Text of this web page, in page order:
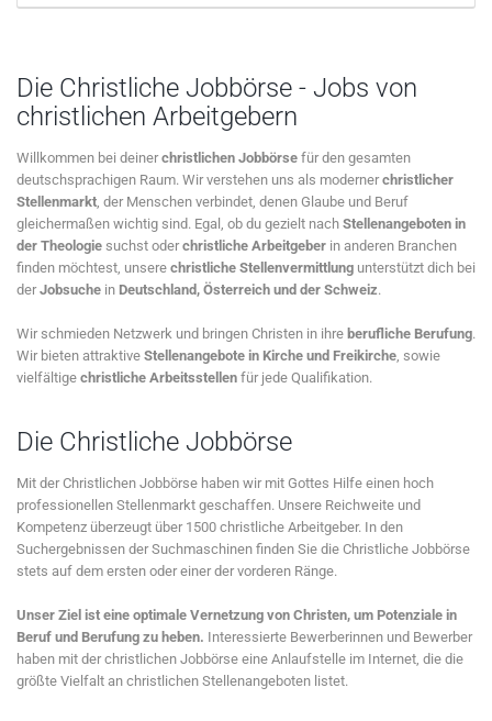
Die Christliche Jobbörse - Jobs von
christlichen Arbeitgebern
Willkommen bei deinerchristlichen Jobbörse für den gesamten
deutschsprachigen Raum. Wir verstehen uns als modernerchristlicher
Stellenmarkt , der Menschen verbindet, denen Glaube und Beruf
gleichermaßen wichtig sind. Egal, ob du gezielt nach Stellenangeboten in
der Theologie suchst oderchristliche Arbeitgeber in anderen Branchen
finden möchtest, unsere christliche Stellenvermittlung unterstützt dich bei
derJobsuche in Deutschland, Österreich und der Schweiz.
Wir schmieden Netzwerk und bringen Christen in ihre berufliche Berufung.
Wir bieten attraktive Stellenangebote in Kirche und Freikirche , sowie
vielfältige christliche Arbeitsstellen für jede Qualifikation.
Die Christliche Jobbörse
Mit der Christlichen Jobbörse haben wir mit Gottes Hilfe einen hoch
professionellen Stellenmarkt geschaffen. Unsere Reichweite und
Kompetenz überzeugt über 1500 christliche Arbeitgeber. In den
Suchergebnissen der Suchmaschinen finden Sie die Christliche Jobbörse
stets auf dem ersten oder einer der vorderen Ränge.
Unser Ziel ist eine optimale Vernetzung von Christen, um Potenziale in
Beruf und Berufung zu heben. Interessierte Bewerberinnen und Bewerber
haben mit der christlichen Jobbörse eine Anlaufstelle im Internet, die die
größte Vielfalt an christlichen Stellenangeboten listet.